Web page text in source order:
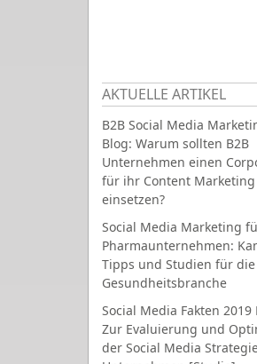
AKTUELLE ARTIKEL
B2B Social Media
Blog: Warum sollten B2B
Unternehmen einen
für ihr Content Marketing
einsetzen?
Social Media Marketing
Pharmaunternehmen:
Tipps und Studien für die
Gesundheitsbranche
Social Media Fakten 2019
Zur Evaluierung und
der Social Media